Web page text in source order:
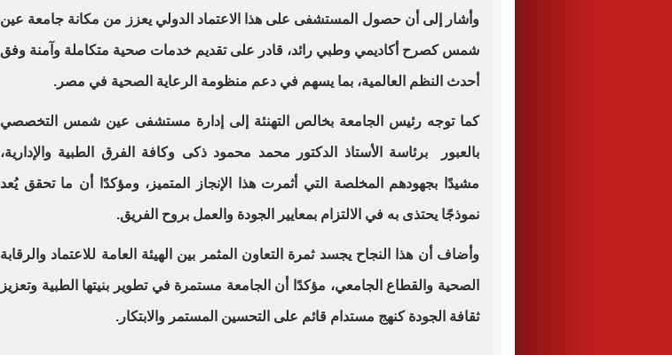
وأشار إلى أن حصول المستشفى على هذا الاعتماد الدولي يعزز من مكانة جامعة عين
شمس كصرح أكاديمي وطبي رائد، قادر على تقديم خدمات صحية متكاملة وآمنة وفق
أحدث النظم العالمية، بما يسهم في دعم منظومة الرعاية الصحية في مصر.
كما توجه رئيس الجامعة بخالص التهنئة إلى إدارة مستشفى عين شمس التخصصي
بالعبور برئاسة الأستاذ الدكتور محمد محمود ذكى وكافة الفرق الطبية والإدارية،
مشيدًا بجهودهم المخلصة التي أثمرت هذا الإنجاز المتميز، ومؤكدًا أن ما تحقق يُعد
نموذجًا يحتذى به في الالتزام بمعايير الجودة والعمل بروح الفريق.
وأضاف أن هذا النجاح يجسد ثمرة التعاون المثمر بين الهيئة العامة للاعتماد والرقابة
الصحية والقطاع الجامعي، مؤكدًا أن الجامعة مستمرة في تطوير بنيتها الطبية وتعزيز
ثقافة الجودة كنهج مستدام قائم على التحسين المستمر والابتكار.